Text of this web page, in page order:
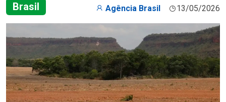
Brasil Agência Brasil 13/05/2026